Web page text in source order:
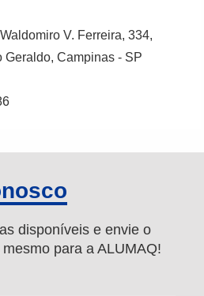
V. Ferreira, 334,
Geraldo, Campinas - SP
disponíveis e envie o
para a ALUMAQ!